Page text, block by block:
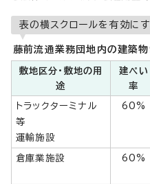
表の横スクロールを有効にす
藤前流通業務団地内の建築
敷地区分・敷地の用
途
建ぺい
率
トラックターミナル
等
運輸施設
60%
倉庫業施設 60%